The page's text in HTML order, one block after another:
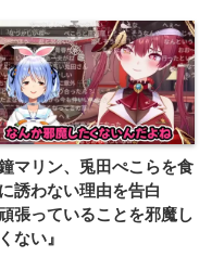
マリン、兎田ぺこらを食
誘わない理由を告白
頑張っていることを邪魔し
ない』